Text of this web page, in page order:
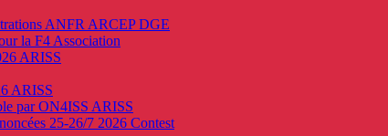
ANFR ARCEP DGE
la F4 Association
ARISS
ARISS
par ON4ISS ARISS
25-26/7 2026 Contest